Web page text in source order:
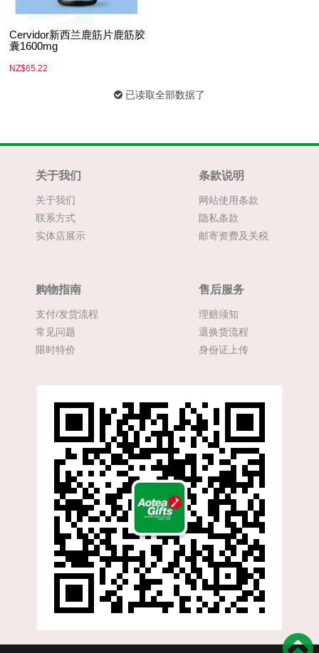
Cervidor新西兰鹿筋片鹿筋胶
囊1600mg
NZ$65.22
已读取全部数据了
关于我们
关于我们
联系方式
实体店展示
条款说明
网站使用条款
隐私条款
邮寄资费及关税
购物指南
支付/发货流程
常见问题
限时特价
售后服务
理赔须知
退换货流程
身份证上传